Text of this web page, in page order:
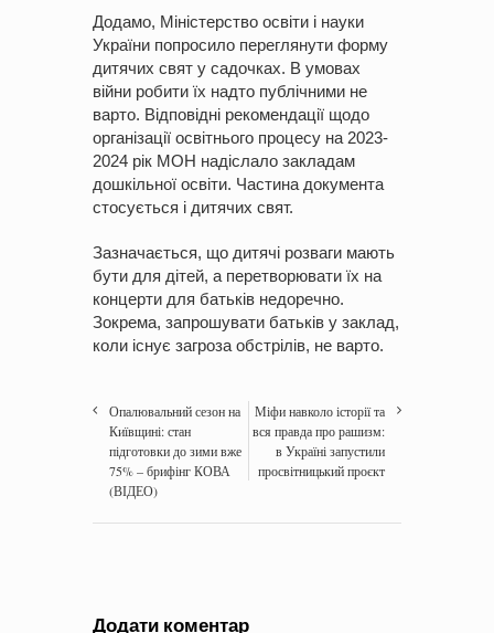
Додамо, Міністерство освіти і науки
України попросило переглянути форму
дитячих свят у садочках. В умовах
війни робити їх надто публічними не
варто. Відповідні рекомендації щодо
організації освітнього процесу на 2023-
2024 рік МОН надіслало закладам
дошкільної освіти. Частина документа
стосується і дитячих свят.
Зазначається, що дитячі розваги мають
бути для дітей, а перетворювати їх на
концерти для батьків недоречно.
Зокрема, запрошувати батьків у заклад,
коли існує загроза обстрілів, не варто.
Опалювальний сезон на
Київщині: стан
підготовки до зими вже
75% – брифінг КОВА
(ВІДЕО)
Міфи навколо історії та
вся правда про рашизм:
в Україні запустили
просвітницький проєкт
Додати коментар